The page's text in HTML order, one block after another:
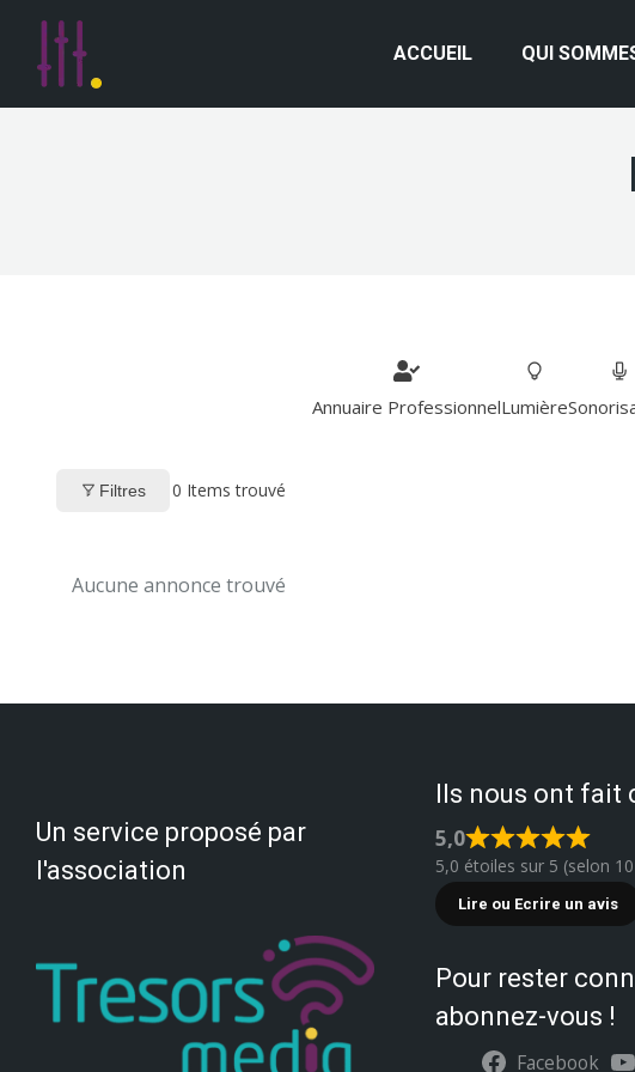
ACCUEIL QUI
Annuaire ProfessionnelLumière
Filtres 0 Items trouvé
Aucune annonce trouvé
Un service proposé par
l'association
Ils nous ont fait
5,0
5,0 étoiles sur 5 (selon
Lire ou Ecrire un avis
Pour rester
abonnez-vous !
Facebook